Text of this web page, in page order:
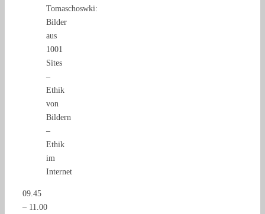
Tomaschoswki:
Bilder
aus
1001
Sites
–
Ethik
von
Bildern
–
Ethik
im
Internet
09.45
– 11.00